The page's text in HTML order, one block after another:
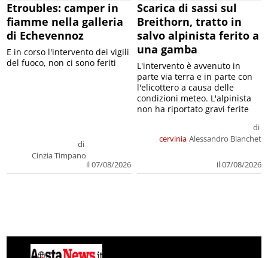
Etroubles: camper in
fiamme nella galleria
di Echevennoz
di
Cinzia Timpano
il 07/08/2026
E in corso l'intervento dei vigili
del fuoco, non ci sono feriti
Scarica di sassi sul
Breithorn, tratto in
salvo alpinista ferito a
una gamba
cervinia
di
Alessandro Bianchet
il 07/08/2026
L'intervento è avvenuto in
parte via terra e in parte con
l'elicottero a causa delle
condizioni meteo. L'alpinista
non ha riportato gravi ferite